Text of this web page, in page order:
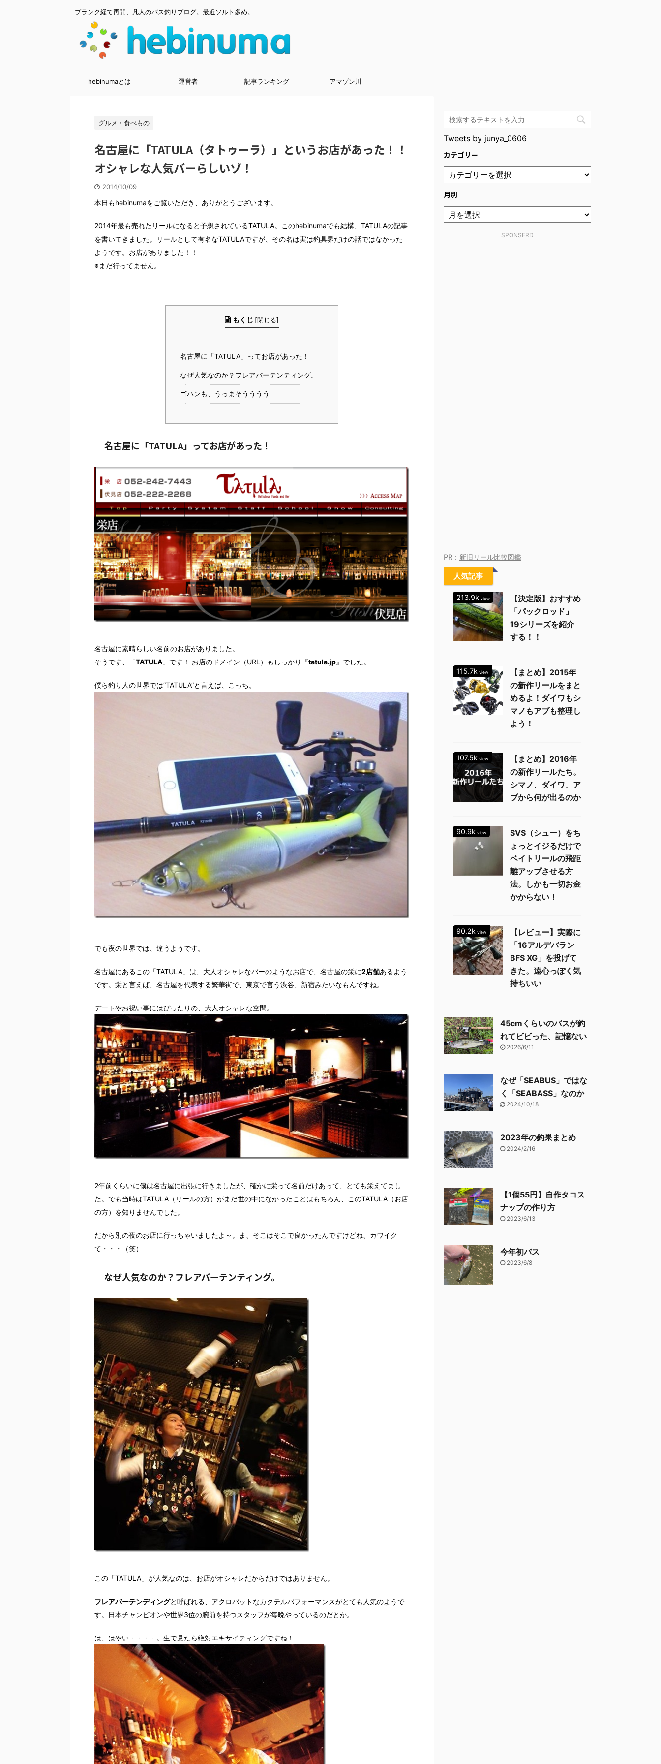
ブランク経て再開、凡人のバス釣りブログ。最近ソルト多め。
hebinumaとは 運営者 記事ランキング アマゾン川
グルメ・食べもの
名古屋に「TATULA（タトゥーラ）」というお店があった！！
オシャレな人気バーらしいゾ！
2014/10/09
本日もhebinumaをご覧いただき、ありがとうございます。
2014年最も売れたリールになると予想されているTATULA。このhebinumaでも結構、 TATULAの記事
を書いてきました。リールとして有名なTATULAですが、その名は実は釣具界だけの話ではなかった
ようです。お店がありました！！
※まだ行ってません。
もくじ [閉じる]
名古屋に「TATULA」ってお店があった！
なぜ人気なのか？フレアバーテンティング。
ゴハンも、うっまそうううう
名古屋に「TATULA」ってお店があった！
名古屋に素晴らしい名前のお店がありました。
そうです、「TATULA 」です！ お店のドメイン（URL）もしっかり『tatula.jp』でした。
僕ら釣り人の世界では“TATULA”と言えば、こっち。
でも夜の世界では、違うようです。
名古屋にあるこの「TATULA」は、大人オシャレなバーのようなお店で、名古屋の栄に2店舗あるよう
です。栄と言えば、名古屋を代表する繁華街で、東京で言う渋谷、新宿みたいなもんですね。
デートやお祝い事にはぴったりの、大人オシャレな空間。
2年前くらいに僕は名古屋に出張に行きましたが、確かに栄って名前だけあって、とても栄えてまし
た。でも当時はTATULA（リールの方）がまだ世の中になかったことはもちろん、このTATULA（お店
の方）を知りませんでした。
だから別の夜のお店に行っちゃいましたよ～。ま、そこはそこで良かったんですけどね、カワイク
て・・・（笑）
なぜ人気なのか？フレアバーテンティング。
この「TATULA」が人気なのは、お店がオシャレだからだけではありません。
フレアバーテンディングと呼ばれる、アクロバットなカクテルパフォーマンスがとても人気のようで
す。日本チャンピオンや世界3位の腕前を持つスタッフが毎晩やっているのだとか。
は、はやい・・・・。生で見たら絶対エキサイティングですね！
Tweets by junya_0606
カテゴリー
月別
SPONSERD
PR： 新旧リール比較図鑑
人気記事
213.9k view
【決定版】おすすめ
「パックロッド」
19シリーズを紹介
する！！
115.7k view
【まとめ】2015年
の新作リールをまと
めるよ！ダイワもシ
マノもアブも整理し
よう！
107.5k view
【まとめ】2016年
の新作リールたち。
シマノ、ダイワ、ア
ブから何が出るのか
90.9k view
SVS（シュー）をち
ょっとイジるだけで
ベイトリールの飛距
離アップさせる方
法。しかも一切お金
かからない！
90.2k view
【レビュー】実際に
「16アルデバラン
BFS XG」を投げて
きた。遠心っぽく気
持ちいい
45cmくらいのバスが釣
れてビビった、記憶ない
2026/6/11
なぜ「SEABUS」ではな
く「SEABASS」なのか
2024/10/18
2023年の釣果まとめ
2024/2/16
【1個55円】自作タコス
ナップの作り方
2023/6/13
今年初バス
2023/6/8